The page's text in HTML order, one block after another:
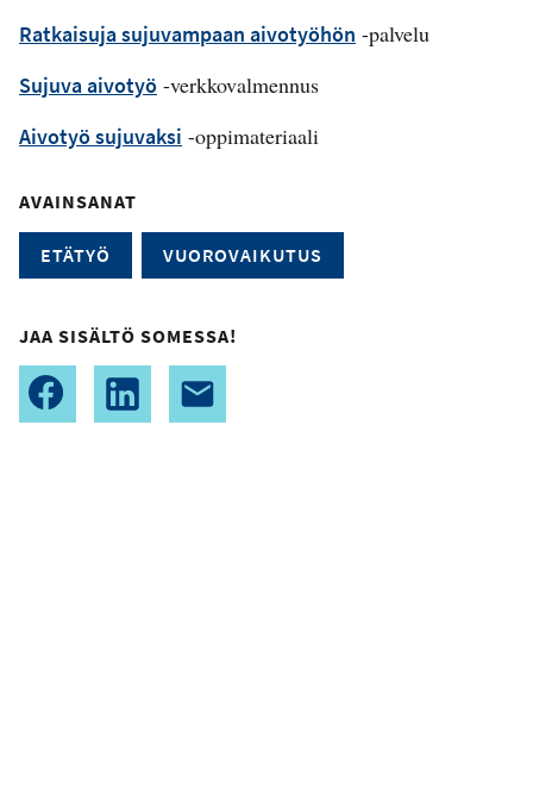
Ratkaisuja sujuvampaan aivotyöhön -palvelu
Sujuva aivotyö -verkkovalmennus
Aivotyö sujuvaksi -oppimateriaali
AVAINSANAT
ETÄTYÖ VUOROVAIKUTUS
JAA SISÄLTÖ SOMESSA!